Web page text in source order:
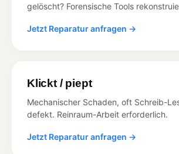
gelöscht? Forensische Tools
Jetzt Reparatur anfragen →
Klickt / piept
Mechanischer Schaden, oft Schreib-
defekt. Reinraum-Arbeit erforderlich.
Jetzt Reparatur anfragen →